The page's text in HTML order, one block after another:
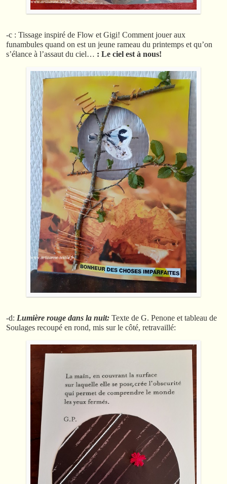
-c : Tissage inspiré de Flow et Gigi! Comment jouer aux
funambules quand on est un jeune rameau du printemps et qu’on
s’élance à l’assaut du ciel… : Le ciel est à nous!
-d: Lumière rouge dans la nuit: Texte de G. Penone et tableau de
Soulages recoupé en rond, mis sur le côté, retravaillé: